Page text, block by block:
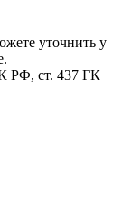
уточнить у
РФ, cт. 437 ГК